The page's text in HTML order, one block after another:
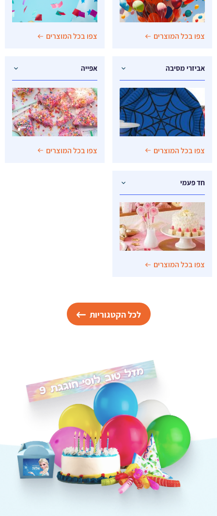
צפו בכל המוצרים צפו בכל המוצרים
אביזרי מסיבה
צפו בכל המוצרים
אפייה
צפו בכל המוצרים
חד פעמי
צפו בכל המוצרים
לכל הקטגוריות